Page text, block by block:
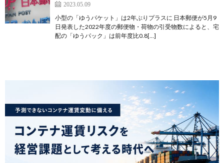
2023.05.09
小型の「ゆうパケット」は2年ぶりプラスに 日本郵便が5月9
日発表した2022年度の郵便物・荷物の引受物数によると、宅
配の「ゆうパック」は前年度比0.8[…]